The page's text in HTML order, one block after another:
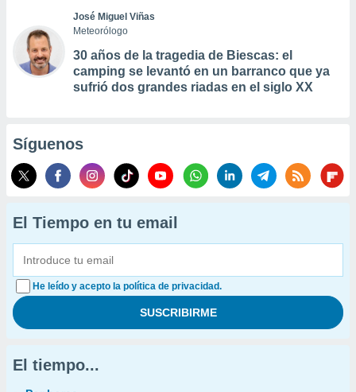
José Miguel Viñas
Meteorólogo
30 años de la tragedia de Biescas: el
camping se levantó en un barranco que ya
sufrió dos grandes riadas en el siglo XX
Síguenos
El Tiempo en tu email
He leído y acepto la política de privacidad.
El tiempo...